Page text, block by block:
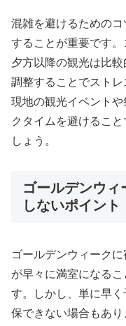
混雑を避けるための
することが重要です
夕方以降の観光は比
調整することでストレ
現地の観光イベント
クタイムを避けるこ
しょう。
ゴールデンウ
しないポイント
ゴールデンウィーク
が早々に満室になる
す。しかし、単に早
保できない場合もあ